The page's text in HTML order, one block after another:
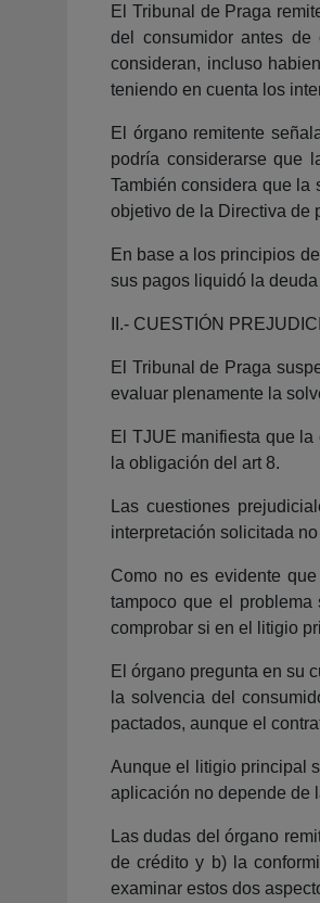
El Tribunal de Praga
del consumidor antes
consideran, incluso
teniendo en cuenta los
El órgano remitente
podría considerarse que
También considera que la
objetivo de la Directiva de
En base a los principios
sus pagos liquidó la
II.- CUESTIÓN
El Tribunal de Praga
evaluar plenamente la
El TJUE manifiesta que
la obligación del art 8.
Las cuestiones
interpretación solicitada
Como no es evidente
tampoco que el
comprobar si en el litigio
El órgano pregunta en su
la solvencia del
pactados, aunque el
Aunque el litigio principal
aplicación no depende de
Las dudas del órgano
de crédito y b) la
examinar estos dos